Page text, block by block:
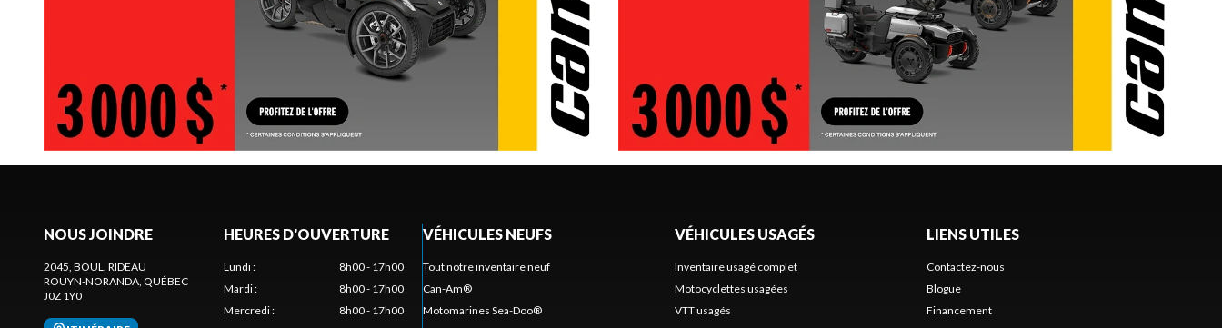
NOUS JOINDRE
2045, BOUL. RIDEAU
ROUYN-NORANDA , QUÉBEC
J0Z 1Y0
HEURES D'OUVERTURE
Lundi:
8h00 - 17h00
Mardi:
8h00 - 17h00
Mercredi:
8h00 - 17h00
VÉHICULES NEUFS
Tout notre inventaire neuf
Can-Am®
Motomarines Sea-Doo®
VÉHICULES USAGÉS
Inventaire usagé complet
Motocyclettes usagées
VTT usagés
LIENS UTILES
Contactez-nous
Blogue
Financement